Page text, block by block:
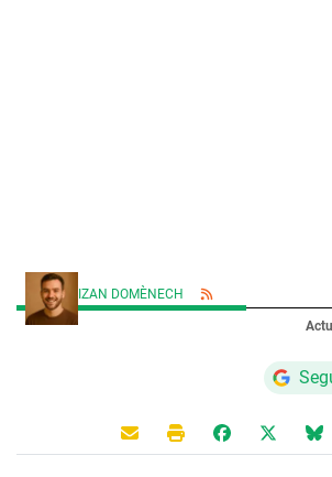
IZAN DOMÈNECH